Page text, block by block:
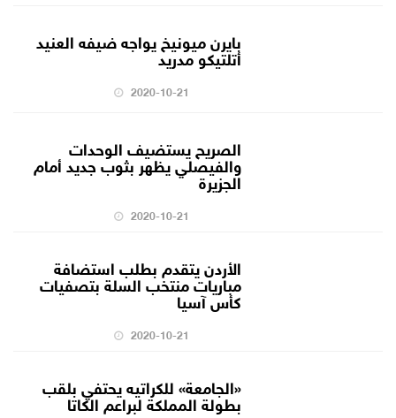
بايرن ميونيخ يواجه ضيفه العنيد
أتلتيكو مدريد
2020-10-21
الصريح يستضيف الوحدات
والفيصلي يظهر بثوب جديد أمام
الجزيرة
2020-10-21
الأردن يتقدم بطلب استضافة
مباريات منتخب السلة بتصفيات
كأس آسيا
2020-10-21
«الجامعة» للكراتيه يحتفي بلقب
بطولة المملكة لبراعم الكاتا